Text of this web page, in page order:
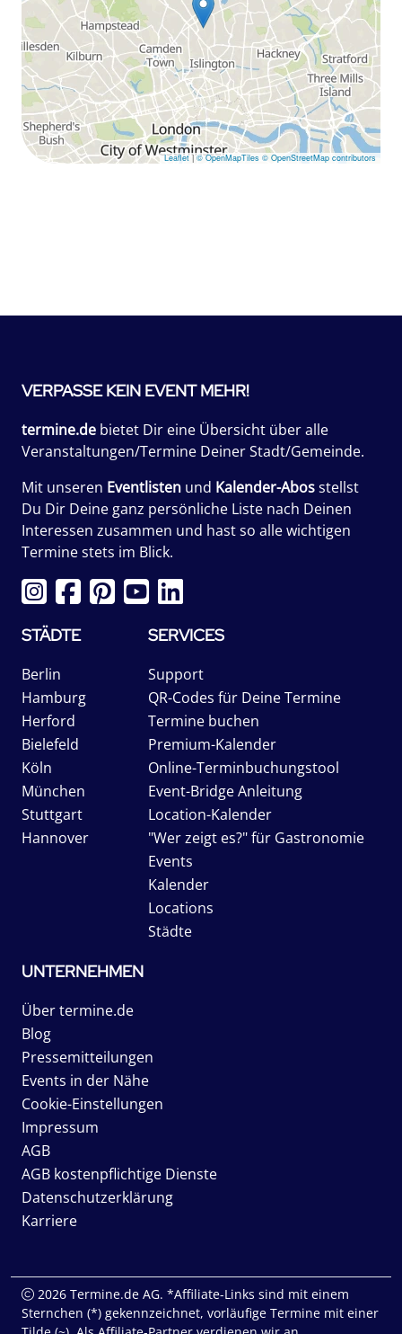
Leaflet | © OpenMapTiles © OpenStreetMap contributors
VERPASSE KEIN EVENT MEHR!
termine.de bietet Dir eine Übersicht über alle
Veranstaltungen/Termine Deiner Stadt/Gemeinde.
Mit unseren Eventlisten und Kalender-Abosstellst
Du Dir Deine ganz persönliche Liste nach Deinen
Interessen zusammen und hast so alle wichtigen
Termine stets im Blick.
STÄDTE
Berlin
Hamburg
Herford
Bielefeld
Köln
München
Stuttgart
Hannover
SERVICES
Support
QR-Codes für Deine Termine
Termine buchen
Premium-Kalender
Online-Terminbuchungstool
Event-Bridge Anleitung
Location-Kalender
"Wer zeigt es?" für Gastronomie
Events
Kalender
Locations
Städte
UNTERNEHMEN
Über termine.de
Blog
Pressemitteilungen
Events in der Nähe
Cookie-Einstellungen
Impressum
AGB
AGB kostenpflichtige Dienste
Datenschutzerklärung
Karriere
2026 Termine.de AG. *Affiliate-Links sind mit einem
Sternchen (*) gekennzeichnet, vorläufige Termine mit einer